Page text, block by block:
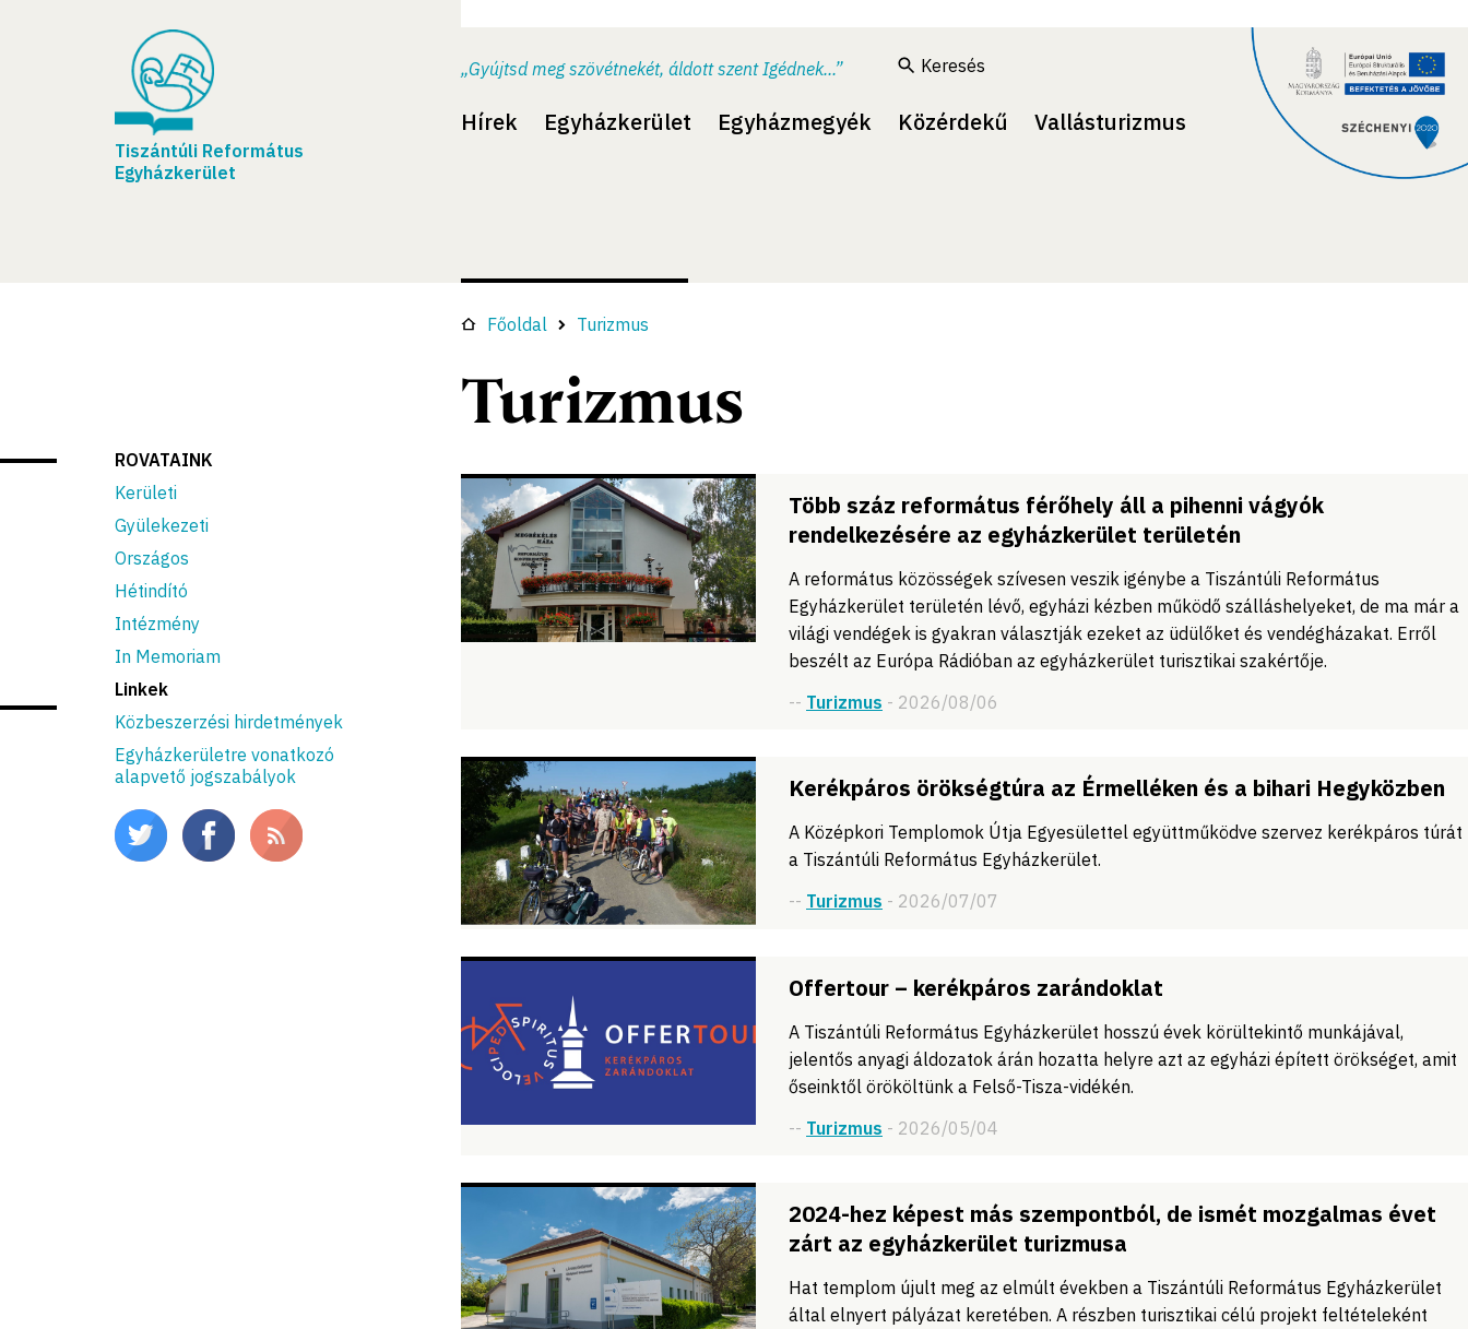
Tiszántúli Református
Egyházkerület
„Gyújtsd meg szövétnekét, áldott szent Igédnek...” Keresés
Hírek Egyházkerület Egyházmegyék Közérdekű Vallásturizmus
ROVATAINK
Kerületi
Gyülekezeti
Országos
Hétindító
Intézmény
In Memoriam
Linkek
Közbeszerzési hirdetmények
Egyházkerületre vonatkozó
alapvető jogszabályok
Főoldal Turizmus
Turizmus
Több száz református férőhely áll a pihenni vágyók
rendelkezésére az egyházkerület területén
A református közösségek szívesen veszik igénybe a Tiszántúli Református
Egyházkerület területén lévő, egyházi kézben működő szálláshelyeket, de ma már a
világi vendégek is gyakran választják ezeket az üdülőket és vendégházakat. Erről
beszélt az Európa Rádióban az egyházkerület turisztikai szakértője.
-- Turizmus - 2026/08/06
Kerékpáros örökségtúra az Érmelléken és a bihari Hegyközben
A Középkori Templomok Útja Egyesülettel együttműködve szervez kerékpáros túrát
a Tiszántúli Református Egyházkerület.
-- Turizmus - 2026/07/07
Offertour – kerékpáros zarándoklat
A Tiszántúli Református Egyházkerület hosszú évek körültekintő munkájával,
jelentős anyagi áldozatok árán hozatta helyre azt az egyházi épített örökséget, amit
őseinktől örököltünk a Felső-Tisza-vidékén.
-- Turizmus - 2026/05/04
2024-hez képest más szempontból, de ismét mozgalmas évet
zárt az egyházkerület turizmusa
Hat templom újult meg az elmúlt években a Tiszántúli Református Egyházkerület
által elnyert pályázat keretében. A részben turisztikai célú projekt feltételeként